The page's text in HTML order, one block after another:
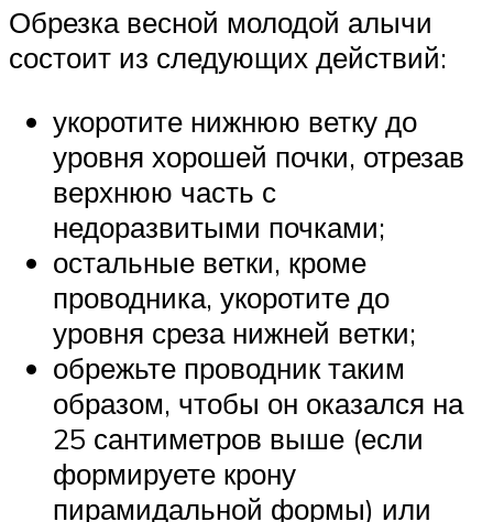
Обрезка весной молодой алычи
состоит из следующих действий:
укоротите нижнюю ветку до
уровня хорошей почки, отрезав
верхнюю часть с
недоразвитыми почками;
остальные ветки, кроме
проводника, укоротите до
уровня среза нижней ветки;
обрежьте проводник таким
образом, чтобы он оказался на
25 сантиметров выше (если
формируете крону
пирамидальной формы) или